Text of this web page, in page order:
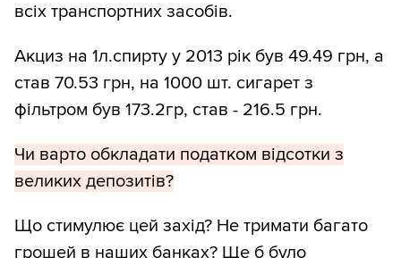
всіх транспортних засобів.
Акциз на 1л.спирту у 2013 рік був 49.49 грн, а
став 70.53 грн, на 1000 шт. сигарет з
фільтром був 173.2гр, став - 216.5 грн.
Чи варто обкладати податком відсотки з
великих депозитів?
Що стимулює цей захід? Не тримати багато
грошей в наших банках? Ще б було